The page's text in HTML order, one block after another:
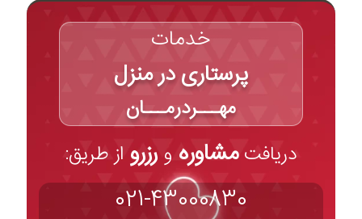
خدمات
پرستاری در منزل
مهـــردرمـــان
دریافتمشاوره و رزرو از طریق:
021-43000830